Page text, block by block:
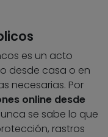
es un acto
desde casa o en
necesarias. Por
online desde
se sabe lo que
rastros